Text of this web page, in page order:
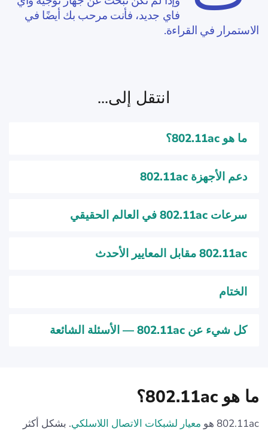
فاي جديد، فأنت مرحب بك أيضًا في
الاستمرار في القراءة.
انتقل إلى...
ما هو 802.11ac؟
دعم الأجهزة 802.11ac
سرعات 802.11ac في العالم الحقيقي
802.11ac مقابل المعايير الأحدث
الختام
كل شيء عن 802.11ac — الأسئلة الشائعة
ما هو 802.11ac؟
802.11ac هو معيار لشبكات الاتصال اللاسلكي. بشكل أكثر